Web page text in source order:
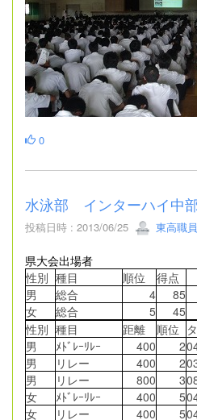
0
水泳部 インターハイ中
投稿日時 : 2013/06/25 東高職員
県大会出場者
性別 種目 順位
得点
男
総合 4
85
女
総合 5
45
性別 種目 距離 順位
男
ﾒﾄﾞﾚｰﾘﾚｰ 400 2
男
リレー 400 2
男
リレー 800 3
女
ﾒﾄﾞﾚｰﾘﾚｰ 400 5
女
リレー 400 5